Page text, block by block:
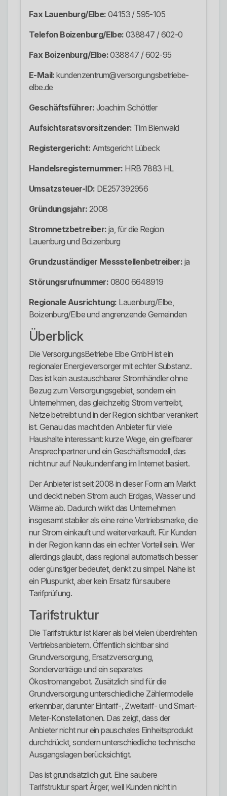
Fax Lauenburg/Elbe: 04153 / 595-105
Telefon Boizenburg/Elbe: 038847 / 602-0
Fax Boizenburg/Elbe:038847 / 602-95
E-Mail: kundenzentrum@versorgungsbetriebe-
elbe.de
Geschäftsführer: Joachim Schöttler
Aufsichtsratsvorsitzender: Tim Bienwald
Registergericht: Amtsgericht Lübeck
Handelsregisternummer: HRB 7883 HL
Umsatzsteuer-ID: DE257392956
Gründungsjahr: 2008
Stromnetzbetreiber: ja, für die Region
Lauenburg und Boizenburg
Grundzuständiger Messstellenbetreiber: ja
Störungsrufnummer: 0800 6648919
Regionale Ausrichtung: Lauenburg/Elbe,
Boizenburg/Elbe und angrenzende Gemeinden
Überblick
Die VersorgungsBetriebe Elbe GmbH ist ein
regionaler Energieversorger mit echter Substanz.
Das ist kein austauschbarer Stromhändler ohne
Bezug zum Versorgungsgebiet, sondern ein
Unternehmen, das gleichzeitig Strom vertreibt,
Netze betreibt und in der Region sichtbar verankert
ist. Genau das macht den Anbieter für viele
Haushalte interessant: kurze Wege, ein greifbarer
Ansprechpartner und ein Geschäftsmodell, das
nicht nur auf Neukundenfang im Internet basiert.
Der Anbieter ist seit 2008 in dieser Form am Markt
und deckt neben Strom auch Erdgas, Wasser und
Wärme ab. Dadurch wirkt das Unternehmen
insgesamt stabiler als eine reine Vertriebsmarke, die
nur Strom einkauft und weiterverkauft. Für Kunden
in der Region kann das ein echter Vorteil sein. Wer
allerdings glaubt, dass regional automatisch besser
oder günstiger bedeutet, denkt zu simpel. Nähe ist
ein Pluspunkt, aber kein Ersatz für saubere
Tarifprüfung.
Tarifstruktur
Die Tarifstruktur ist klarer als bei vielen überdrehten
Vertriebsanbietern. Öffentlich sichtbar sind
Grundversorgung, Ersatzversorgung,
Sonderverträge und ein separates
Ökostromangebot. Zusätzlich sind für die
Grundversorgung unterschiedliche Zählermodelle
erkennbar, darunter Eintarif-, Zweitarif- und Smart-
Meter-Konstellationen. Das zeigt, dass der
Anbieter nicht nur ein pauschales Einheitsprodukt
durchdrückt, sondern unterschiedliche technische
Ausgangslagen berücksichtigt.
Das ist grundsätzlich gut. Eine saubere
Tarifstruktur spart Ärger, weil Kunden nicht in